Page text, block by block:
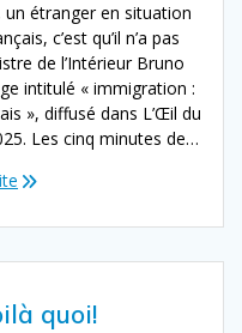
un étranger en situation
c’est qu’il n’a pas
de l’Intérieur Bruno
intitulé « immigration :
», diffusé dans L’Œil du
Les cinq minutes de…
quoi!